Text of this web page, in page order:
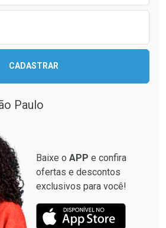
Comprar sem Desconto
Comprar sem Desconto
CADASTRAR
Paulo
Baixe o APP e confira
ofertas e descontos
exclusivos para você!